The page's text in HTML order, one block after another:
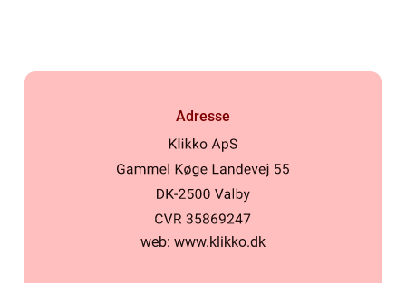
Adresse
web: www.klikko.dk